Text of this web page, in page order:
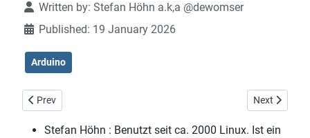
Written by: Stefan Höhn a.k,a @dewomser
Published: 19 January 2026
Arduino
Previous article: Attiny als Blinklicht
Prev Next article:
Next
Stefan Höhn : Benutzt seit ca. 2000 Linux. Ist ein